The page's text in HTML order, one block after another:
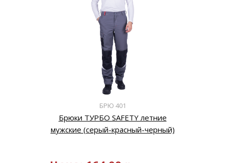
БРЮ 401
Брюки ТУРБО SAFETY летние
мужские (серый-красный-черный)